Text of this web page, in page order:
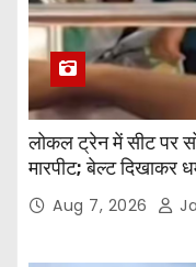
लोकल ट्रेन में सीट पर
मारपीट; बेल्ट दिखाकर
Aug 7, 2026